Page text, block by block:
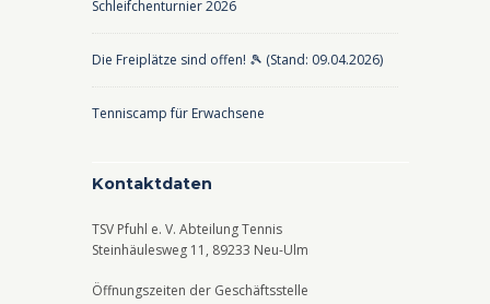
Schleifchenturnier 2026
Die Freiplätze sind offen! 🎾 (Stand: 09.04.2026)
Tenniscamp für Erwachsene
Kontaktdaten
TSV Pfuhl e. V. Abteilung Tennis
Steinhäulesweg 11, 89233 Neu-Ulm
Öffnungszeiten der Geschäftsstelle